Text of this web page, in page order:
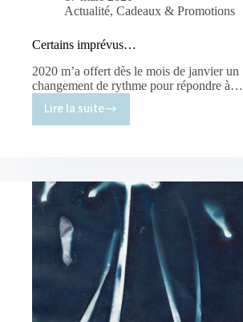
Actualité, Cadeaux & Promotions
Certains imprévus…
2020 m’a offert dès le mois de janvier un
changement de rythme pour répondre à…
Lire la suite
Certains